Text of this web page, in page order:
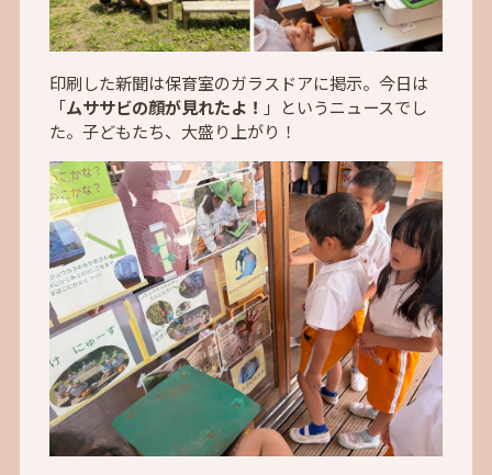
印刷した新聞は保育室のガラスドアに掲示。今日は
「ムササビの顔が見れたよ！ 」というニュースでし
た。子どもたち、大盛り上がり！